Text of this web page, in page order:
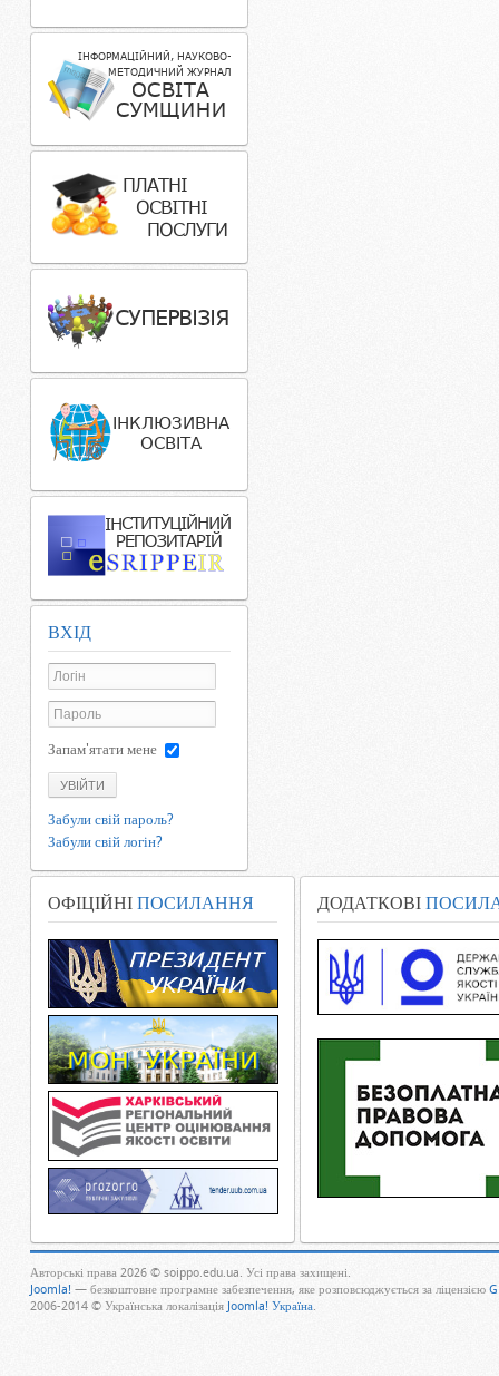
ВХІД
Запам'ятати мене
УВІЙТИ
Забули свій пароль?
Забули свій логін?
ОФІЦІЙНІ ПОСИЛАННЯ ДОДАТКОВІ
Авторські права 2026 © soippo.edu.ua. Усі права захищені.
Joomla! — безкоштовне програмне забезпечення, яке розповсюджується за ліцензією
2006-2014 © Українська локалізація Joomla! Україна.